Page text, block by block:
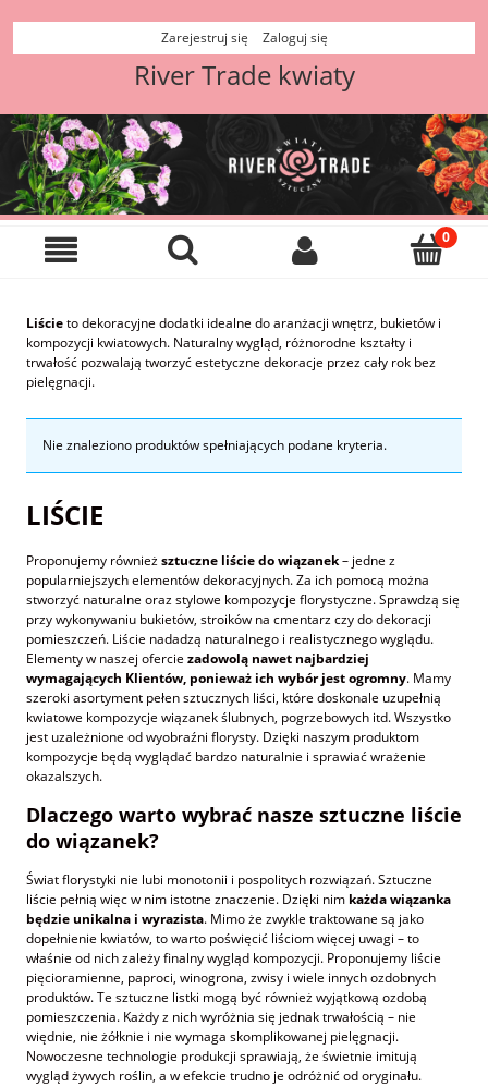
Zarejestruj się Zaloguj się
River Trade kwiaty
Liścieto dekoracyjne dodatki idealne do aranżacji wnętrz, bukietów i
kompozycji kwiatowych. Naturalny wygląd, różnorodne kształty i
trwałość pozwalają tworzyć estetyczne dekoracje przez cały rok bez
pielęgnacji.
Nie znaleziono produktów spełniających podane kryteria.
LIŚCIE
Proponujemy równieższtuczne liście do wiązanek– jedne z
popularniejszych elementów dekoracyjnych. Za ich pomocą można
stworzyć naturalne oraz stylowe kompozycje florystyczne. Sprawdzą się
przy wykonywaniu bukietów, stroików na cmentarz czy do dekoracji
pomieszczeń. Liście nadadzą naturalnego i realistycznego wyglądu.
Elementy w naszej ofercie zadowolą nawet najbardziej
wymagających Klientów, ponieważ ich wybór jest ogromny. Mamy
szeroki asortyment pełen sztucznych liści, które doskonale uzupełnią
kwiatowe kompozycje wiązanek ślubnych, pogrzebowych itd. Wszystko
jest uzależnione od wyobraźni florysty. Dzięki naszym produktom
kompozycje będą wyglądać bardzo naturalnie i sprawiać wrażenie
okazalszych.
Dlaczego warto wybrać nasze sztuczne liście
do wiązanek?
Świat florystyki nie lubi monotonii i pospolitych rozwiązań. Sztuczne
liście pełnią więc w nim istotne znaczenie. Dzięki nim każda wiązanka
będzie unikalna i wyrazista. Mimo że zwykle traktowane są jako
dopełnienie kwiatów, to warto poświęcić liściom więcej uwagi – to
właśnie od nich zależy finalny wygląd kompozycji. Proponujemy liście
pięcioramienne, paproci, winogrona, zwisy i wiele innych ozdobnych
produktów. Te sztuczne listki mogą być również wyjątkową ozdobą
pomieszczenia. Każdy z nich wyróżnia się jednak trwałością – nie
więdnie, nie żółknie i nie wymaga skomplikowanej pielęgnacji.
Nowoczesne technologie produkcji sprawiają, że świetnie imitują
wygląd żywych roślin, a w efekcie trudno je odróżnić od oryginału.